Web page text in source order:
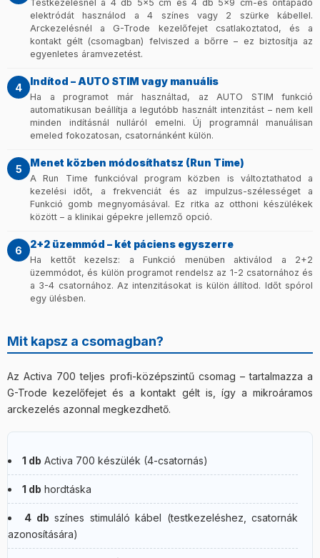
Testkezelésnél a 4 db 5×5 cm és 4 db 5×9 cm-es öntapadó
elektródát használod a 4 színes vagy 2 szürke kábellel.
Arckezelésnél a G-Trode kezelőfejet csatlakoztatod, és a
kontakt gélt (csomagban) felviszed a bőrre – ez biztosítja az
egyenletes áramvezetést.
4 Indítod – AUTO STIM vagy manuális
Ha a programot már használtad, az AUTO STIM funkció
automatikusan beállítja a legutóbb használt intenzitást – nem kell
minden indításnál nulláról emelni. Új programnál manuálisan
emeled fokozatosan, csatornánként külön.
5 Menet közben módosíthatsz (Run Time)
A Run Time funkcióval program közben is változtathatod a
kezelési időt, a frekvenciát és az impulzus-szélességet a
Funkció gomb megnyomásával. Ez ritka az otthoni készülékek
között – a klinikai gépekre jellemző opció.
6 2+2 üzemmód – két páciens egyszerre
Ha kettőt kezelsz: a Funkció menüben aktiválod a 2+2
üzemmódot, és külön programot rendelsz az 1-2 csatornához és
a 3-4 csatornához. Az intenzitásokat is külön állítod. Időt spórol
egy ülésben.
Mit kapsz a csomagban?
Az Activa 700 teljes profi-középszintű csomag – tartalmazza a
G-Trode kezelőfejet és a kontakt gélt is, így a mikroáramos
arckezelés azonnal megkezdhető.
1 db Activa 700 készülék (4-csatornás)
1 db hordtáska
4 db színes stimuláló kábel (testkezeléshez, csatornák
azonosítására)